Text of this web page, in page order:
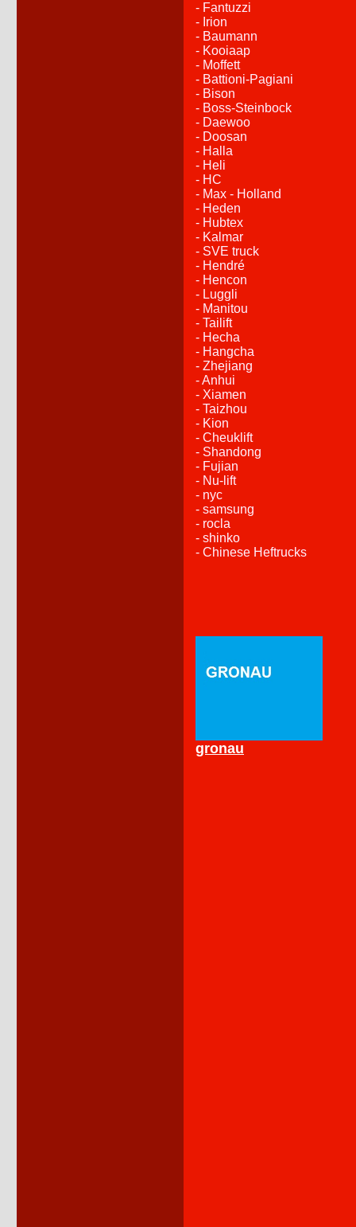
- Fantuzzi
- Irion
- Baumann
- Kooiaap
- Moffett
- Battioni-Pagiani
- Bison
- Boss-Steinbock
- Daewoo
- Doosan
- Halla
- Heli
- HC
- Max - Holland
- Heden
- Hubtex
- Kalmar
- SVE truck
- Hendré
- Hencon
- Luggli
- Manitou
- Tailift
- Hecha
- Hangcha
- Zhejiang
- Anhui
- Xiamen
- Taizhou
- Kion
- Cheuklift
- Shandong
- Fujian
- Nu-lift
- nyc
- samsung
- rocla
- shinko
- Chinese Heftrucks
gronau